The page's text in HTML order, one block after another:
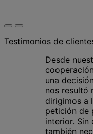
Testimonios de
Desde
una
nos resultó
dirigimos a
petición de
interior. Sin
también